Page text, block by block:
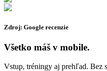
Zdroj: Google recenzie
Všetko máš v mobile.
Vstup, tréningy aj prehľad. Bez